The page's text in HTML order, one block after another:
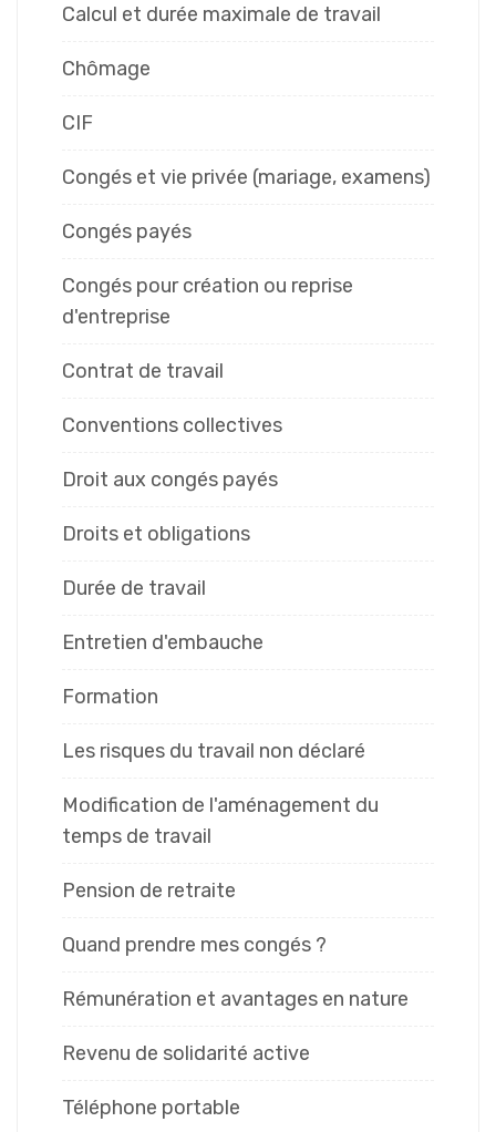
Calcul et durée maximale de travail
Chômage
CIF
Congés et vie privée (mariage, examens)
Congés payés
Congés pour création ou reprise
d'entreprise
Contrat de travail
Conventions collectives
Droit aux congés payés
Droits et obligations
Durée de travail
Entretien d'embauche
Formation
Les risques du travail non déclaré
Modification de l'aménagement du
temps de travail
Pension de retraite
Quand prendre mes congés ?
Rémunération et avantages en nature
Revenu de solidarité active
Téléphone portable